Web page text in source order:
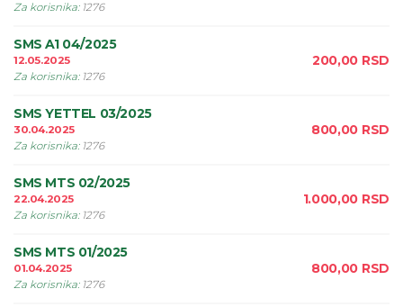
Za korisnika: 1276
SMS A1 04/2025
12.05.2025
Za korisnika: 1276
200,00 RSD
SMS YETTEL 03/2025
30.04.2025
Za korisnika: 1276
800,00 RSD
SMS MTS 02/2025
22.04.2025
Za korisnika: 1276
1.000,00 RSD
SMS MTS 01/2025
01.04.2025
Za korisnika: 1276
800,00 RSD